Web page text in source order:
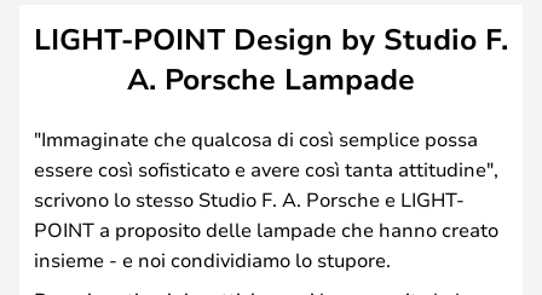
LIGHT-POINT Design by Studio F.
A. Porsche Lampade
"Immaginate che qualcosa di così semplice possa
essere così sofisticato e avere così tanta attitudine",
scrivono lo stesso Studio F. A. Porsche e LIGHT-
POINT a proposito delle lampade che hanno creato
insieme - e noi condividiamo lo stupore.